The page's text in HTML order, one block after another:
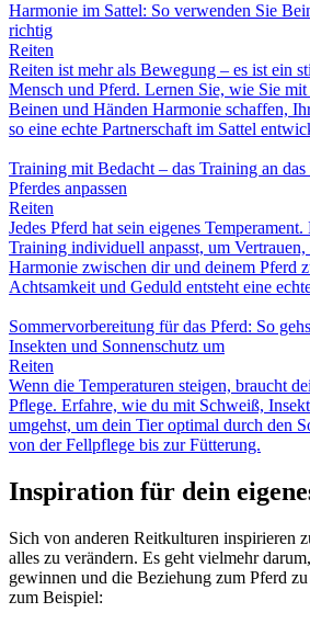
Harmonie im Sattel: So verwenden Sie
richtig
Reiten
Reiten ist mehr als Bewegung – es ist ein
Mensch und Pferd. Lernen Sie, wie Sie
Beinen und Händen Harmonie schaffen,
so eine echte Partnerschaft im Sattel
Training mit Bedacht – das Training an das
Pferdes anpassen
Reiten
Jedes Pferd hat sein eigenes
Training individuell anpasst, um Vertrauen,
Harmonie zwischen dir und deinem Pferd
Achtsamkeit und Geduld entsteht eine
Sommervorbereitung für das Pferd: So
Insekten und Sonnenschutz um
Reiten
Wenn die Temperaturen steigen, braucht
Pflege. Erfahre, wie du mit Schweiß,
umgehst, um dein Tier optimal durch den
von der Fellpflege bis zur Fütterung.
Inspiration für dein
Sich von anderen Reitkulturen inspirieren
alles zu verändern. Es geht vielmehr
gewinnen und die Beziehung zum Pferd
zum Beispiel: